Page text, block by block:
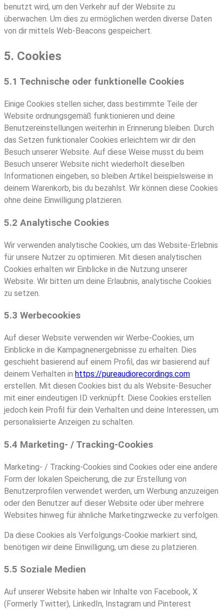
benutzt wird, um den Verkehr auf der Website zu
überwachen. Um dies zu ermöglichen werden diverse Daten
von dir mittels Web-Beacons gespeichert.
5. Cookies
5.1 Technische oder funktionelle Cookies
Einige Cookies stellen sicher, dass bestimmte Teile der
Website ordnungsgemäß funktionieren und deine
Benutzereinstellungen weiterhin in Erinnerung bleiben. Durch
das Setzen funktionaler Cookies erleichtern wir dir den
Besuch unserer Website. Auf diese Weise musst du beim
Besuch unserer Website nicht wiederholt dieselben
Informationen eingeben, so bleiben Artikel beispielsweise in
deinem Warenkorb, bis du bezahlst. Wir können diese Cookies
ohne deine Einwilligung platzieren.
5.2 Analytische Cookies
Wir verwenden analytische Cookies, um das Website-Erlebnis
für unsere Nutzer zu optimieren. Mit diesen analytischen
Cookies erhalten wir Einblicke in die Nutzung unserer
Website. Wir bitten um deine Erlaubnis, analytische Cookies
zu setzen.
5.3 Werbecookies
Auf dieser Website verwenden wir Werbe-Cookies, um
Einblicke in die Kampagnenergebnisse zu erhalten. Dies
geschieht basierend auf einem Profil, das wir basierend auf
deinem Verhalten in https://pureaudiorecordings.com
erstellen. Mit diesen Cookies bist du als Website-Besucher
mit einer eindeutigen ID verknüpft. Diese Cookies erstellen
jedoch kein Profil für dein Verhalten und deine Interessen, um
personalisierte Anzeigen zu schalten.
5.4 Marketing- / Tracking-Cookies
Marketing- / Tracking-Cookies sind Cookies oder eine andere
Form der lokalen Speicherung, die zur Erstellung von
Benutzerprofilen verwendet werden, um Werbung anzuzeigen
oder den Benutzer auf dieser Website oder über mehrere
Websites hinweg für ähnliche Marketingzwecke zu verfolgen.
Da diese Cookies als Verfolgungs-Cookie markiert sind,
benötigen wir deine Einwilligung, um diese zu platzieren.
5.5 Soziale Medien
Auf unserer Website haben wir Inhalte von Facebook, X
(Formerly Twitter), LinkedIn, Instagram und Pinterest